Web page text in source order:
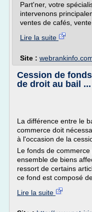
Part'ner, votre
intervenons
ventes de cafés, vente
Lire la suite
Site :
Cession de
de droit au bail ...
La différence entre le
commerce doit
à l'occasion de la
Le fonds de
ensemble de biens
ressort de certains
ce fond est composé
Lire la suite